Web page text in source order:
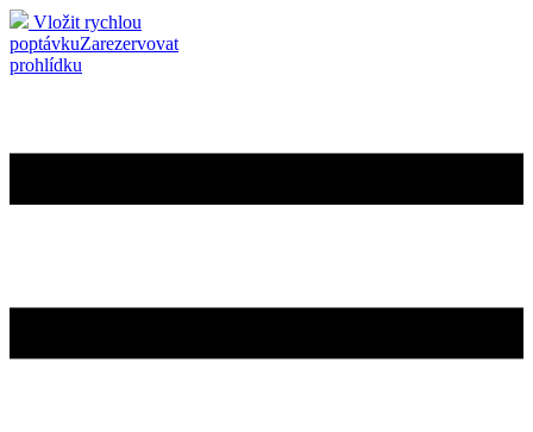
Vložit rychlou
poptávkuZarezervovat
prohlídku